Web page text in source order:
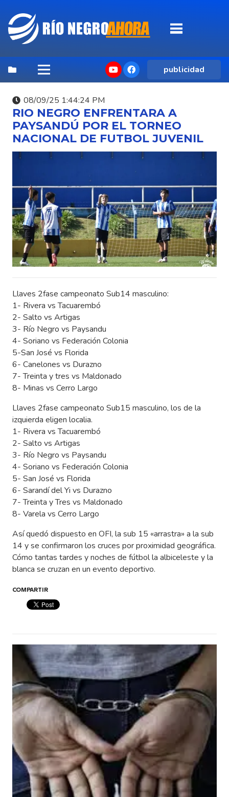
publicidad
08/09/25 1:44:24 PM
RIO NEGRO ENFRENTARA A
PAYSANDÚ POR EL TORNEO
NACIONAL DE FUTBOL JUVENIL
Llaves 2fase campeonato Sub14 masculino:
1- Rivera vs Tacuarembó
2- Salto vs Artigas
3- Río Negro vs Paysandu
4- Soriano vs Federación Colonia
5-San José vs Florida
6- Canelones vs Durazno
7- Treinta y tres vs Maldonado
8- Minas vs Cerro Largo
Llaves 2fase campeonato Sub15 masculino, los de la
izquierda eligen localia.
1- Rivera vs Tacuarembó
2- Salto vs Artigas
3- Río Negro vs Paysandu
4- Soriano vs Federación Colonia
5- San José vs Florida
6- Sarandí del Yi vs Durazno
7- Treinta y Tres vs Maldonado
8- Varela vs Cerro Largo
Así quedó dispuesto en OFI, la sub 15 «arrastra» a la sub
14 y se confirmaron los cruces por proximidad geográfica.
Cómo tantas tardes y noches de fútbol la albiceleste y la
blanca se cruzan en un evento deportivo.
COMPARTIR